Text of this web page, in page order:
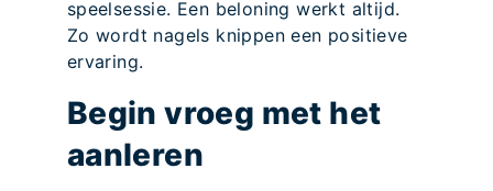
speelsessie. Een beloning werkt altijd.
Zo wordt nagels knippen een positieve
ervaring.
Begin vroeg met het
aanleren